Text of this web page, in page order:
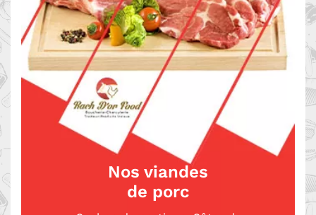
Nos viandes
de porc